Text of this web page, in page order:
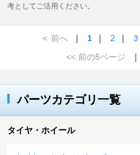
考としてご活用ください。
< 前へ ｜ 1 ｜ 2 ｜ 3
<< 前の5ページ
｜
パーツカテゴリ一覧
タイヤ・ホイール